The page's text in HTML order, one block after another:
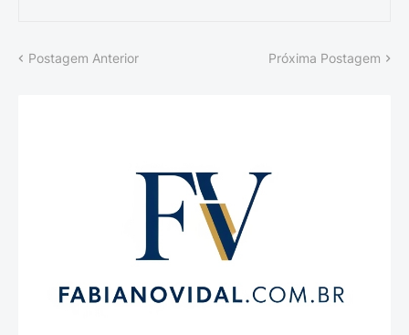
Postagem Anterior Próxima Postagem